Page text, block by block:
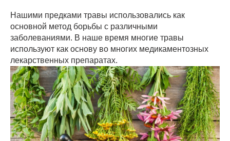
Нашими предками травы использовались как
основной метод борьбы с различными
заболеваниями. В наше время многие травы
используют как основу во многих медикаментозных
лекарственных препаратах.